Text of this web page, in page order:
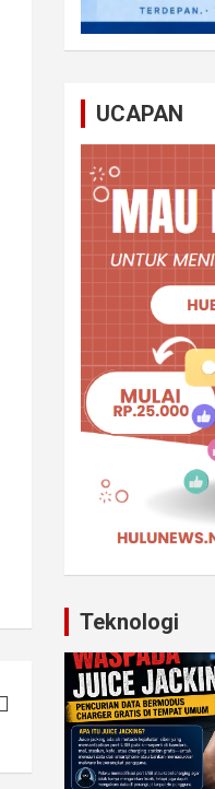
UCAPAN
Teknologi